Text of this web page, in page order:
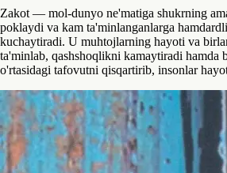
Zakot — mol-dunyo ne'matiga shukrning
poklaydi va kam ta'minlanganlarga
kuchaytiradi. U muhtojlarning hayoti va
ta'minlab, qashshoqlikni kamaytiradi hamda
o'rtasidagi tafovutni qisqartirib, insonlar